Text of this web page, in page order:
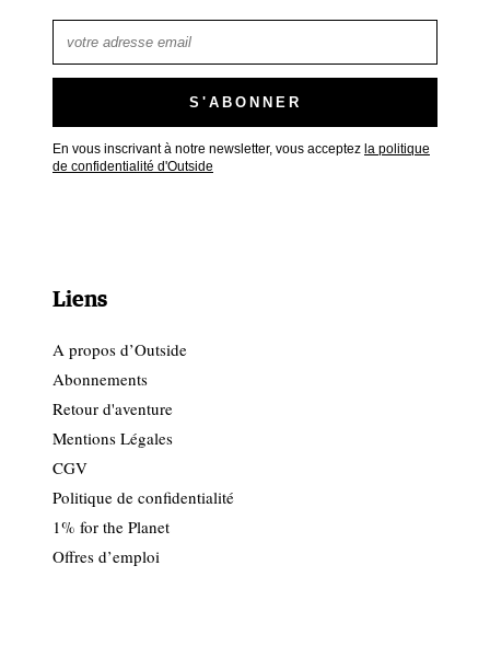
En vous inscrivant à notre newsletter, vous acceptez la politique
de confidentialité d'Outside
Liens
A propos d’Outside
Abonnements
Retour d'aventure
Mentions Légales
CGV
Politique de confidentialité
1% for the Planet
Offres d’emploi